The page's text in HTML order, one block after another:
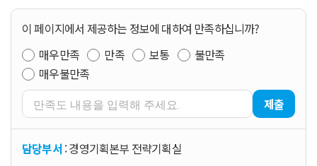
이 페이지에서 제공하는 정보에 대하여 만족하십니까?
매우만족
만족 보통
불만족
매우불만족
제출
담당부서: 경영기획본부 전략기획실